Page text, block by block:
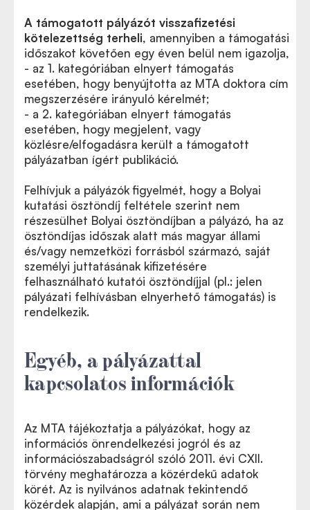
A támogatott pályázót visszafizetési
kötelezettség terheli, amennyiben a támogatási
időszakot követően egy éven belül nem igazolja,
- az 1. kategóriában elnyert támogatás
esetében, hogy benyújtotta az MTA doktora cím
megszerzésére irányuló kérelmét;
- a 2. kategóriában elnyert támogatás
esetében, hogy megjelent, vagy
közlésre/elfogadásra került a támogatott
pályázatban ígért publikáció.
Felhívjuk a pályázók figyelmét, hogy a Bolyai
kutatási ösztöndíj feltétele szerint nem
részesülhet Bolyai ösztöndíjban a pályázó, ha az
ösztöndíjas időszak alatt más magyar állami
és/vagy nemzetközi forrásból származó, saját
személyi juttatásának kifizetésére
felhasználható kutatói ösztöndíjjal (pl.: jelen
pályázati felhívásban elnyerhető támogatás) is
rendelkezik.
Egyéb, a pályázattal
kapcsolatos információk
Az MTA tájékoztatja a pályázókat, hogy az
információs önrendelkezési jogról és az
információszabadságról szóló 2011. évi CXII.
törvény meghatározza a közérdekű adatok
körét. Az is nyilvános adatnak tekintendő
közérdek alapján, ami a pályázat során nem